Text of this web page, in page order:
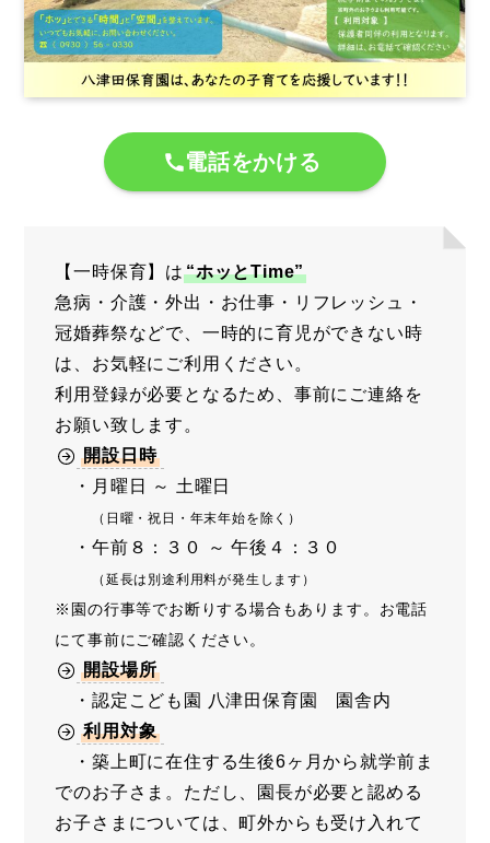
電話をかける
【一時保育】は“ホッとTime”
急病・介護・外出・お仕事・リフレッシュ・
冠婚葬祭などで、一時的に育児ができない時
は、お気軽にご利用ください。
利用登録が必要となるため、事前にご連絡を
お願い致します。
開設日時
・月曜日 ～ 土曜日
（日曜・祝日・年末年始を除く）
・午前８：３０ ～ 午後４：３０
（延長は別途利用料が発生します）
※園の行事等でお断りする場合もあります。お電話
にて事前にご確認ください。
開設場所
・認定こども園 八津田保育園 園舎内
利用対象
・築上町に在住する生後6ヶ月から就学前ま
でのお子さま。ただし、園長が必要と認める
お子さまについては、町外からも受け入れて